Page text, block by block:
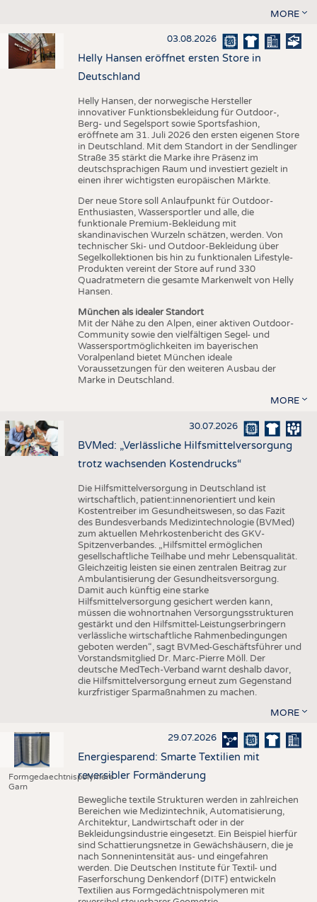
MORE
03.08.2026
Helly Hansen eröffnet ersten Store in
Deutschland
Helly Hansen, der norwegische Hersteller
innovativer Funktionsbekleidung für Outdoor-,
Berg- und Segelsport sowie Sportsfashion,
eröffnete am 31. Juli 2026 den ersten eigenen Store
in Deutschland. Mit dem Standort in der Sendlinger
Straße 35 stärkt die Marke ihre Präsenz im
deutschsprachigen Raum und investiert gezielt in
einen ihrer wichtigsten europäischen Märkte.
Der neue Store soll Anlaufpunkt für Outdoor-
Enthusiasten, Wassersportler und alle, die
funktionale Premium-Bekleidung mit
skandinavischen Wurzeln schätzen, werden. Von
technischer Ski- und Outdoor-Bekleidung über
Segelkollektionen bis hin zu funktionalen Lifestyle-
Produkten vereint der Store auf rund 330
Quadratmetern die gesamte Markenwelt von Helly
Hansen.
München als idealer Standort
Mit der Nähe zu den Alpen, einer aktiven Outdoor-
Community sowie den vielfältigen Segel- und
Wassersportmöglichkeiten im bayerischen
Voralpenland bietet München ideale
Voraussetzungen für den weiteren Ausbau der
Marke in Deutschland.
MORE
30.07.2026
BVMed: „Verlässliche Hilfsmittelversorgung
trotz wachsenden Kostendrucks“
Die Hilfsmittelversorgung in Deutschland ist
wirtschaftlich, patient:innenorientiert und kein
Kostentreiber im Gesundheitswesen, so das Fazit
des Bundesverbands Medizintechnologie (BVMed)
zum aktuellen Mehrkostenbericht des GKV-
Spitzenverbandes. „Hilfsmittel ermöglichen
gesellschaftliche Teilhabe und mehr Lebensqualität.
Gleichzeitig leisten sie einen zentralen Beitrag zur
Ambulantisierung der Gesundheitsversorgung.
Damit auch künftig eine starke
Hilfsmittelversorgung gesichert werden kann,
müssen die wohnortnahen Versorgungsstrukturen
gestärkt und den Hilfsmittel-Leistungserbringern
verlässliche wirtschaftliche Rahmenbedingungen
geboten werden“, sagt BVMed-Geschäftsführer und
Vorstandsmitglied Dr. Marc-Pierre Möll. Der
deutsche MedTech-Verband warnt deshalb davor,
die Hilfsmittelversorgung erneut zum Gegenstand
kurzfristiger Sparmaßnahmen zu machen.
MORE
Formgedaechtnispolymere
Garn
29.07.2026
Energiesparend: Smarte Textilien mit
reversibler Formänderung
Bewegliche textile Strukturen werden in zahlreichen
Bereichen wie Medizintechnik, Automatisierung,
Architektur, Landwirtschaft oder in der
Bekleidungsindustrie eingesetzt. Ein Beispiel hierfür
sind Schattierungsnetze in Gewächshäusern, die je
nach Sonnenintensität aus- und eingefahren
werden. Die Deutschen Institute für Textil- und
Faserforschung Denkendorf (DITF) entwickeln
Textilien aus Formgedächtnispolymeren mit